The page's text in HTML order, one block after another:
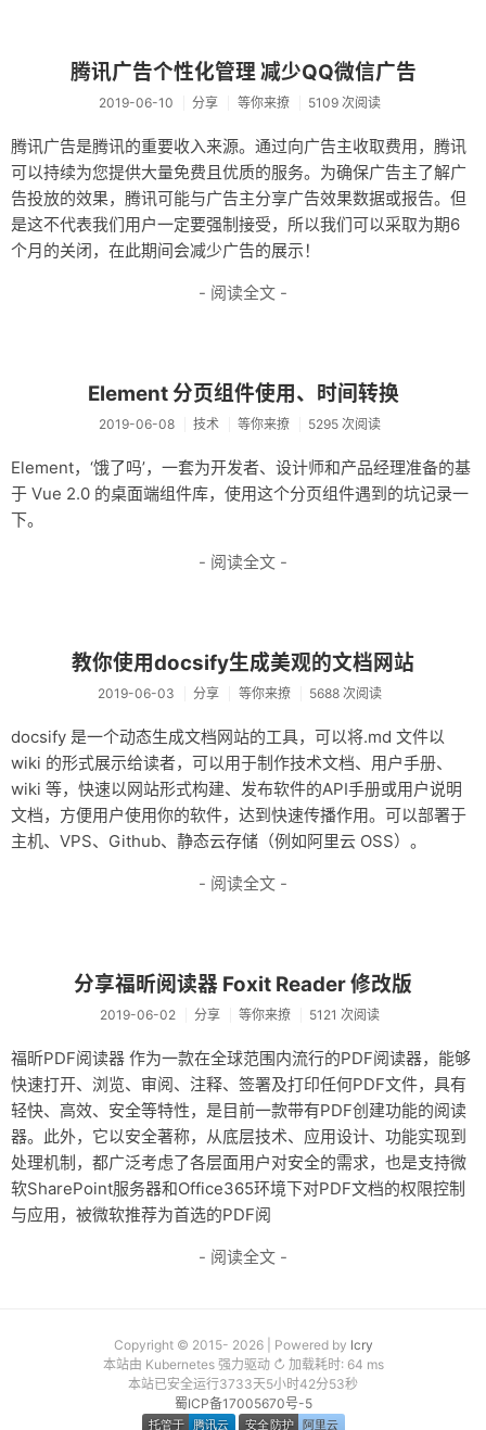
腾讯广告个性化管理 减少QQ微信广告
2019-06-10 分享 等你来撩 5109 次阅读
腾讯广告是腾讯的重要收入来源。通过向广告主收取费用，腾讯
可以持续为您提供大量免费且优质的服务。为确保广告主了解广
告投放的效果，腾讯可能与广告主分享广告效果数据或报告。但
是这不代表我们用户一定要强制接受，所以我们可以采取为期6
个月的关闭，在此期间会减少广告的展示！
- 阅读全文 -
Element 分页组件使用、时间转换
2019-06-08 技术 等你来撩 5295 次阅读
Element，‘饿了吗’，一套为开发者、设计师和产品经理准备的基
于 Vue 2.0 的桌面端组件库，使用这个分页组件遇到的坑记录一
下。
- 阅读全文 -
教你使用docsify生成美观的文档网站
2019-06-03 分享 等你来撩 5688 次阅读
docsify 是一个动态生成文档网站的工具，可以将.md 文件以
wiki 的形式展示给读者，可以用于制作技术文档、用户手册、
wiki 等，快速以网站形式构建、发布软件的API手册或用户说明
文档，方便用户使用你的软件，达到快速传播作用。可以部署于
主机、VPS、Github、静态云存储（例如阿里云 OSS）。
- 阅读全文 -
分享福昕阅读器 Foxit Reader 修改版
2019-06-02 分享 等你来撩 5121 次阅读
福昕PDF阅读器 作为一款在全球范围内流行的PDF阅读器，能够
快速打开、浏览、审阅、注释、签署及打印任何PDF文件，具有
轻快、高效、安全等特性，是目前一款带有PDF创建功能的阅读
器。此外，它以安全著称，从底层技术、应用设计、功能实现到
处理机制，都广泛考虑了各层面用户对安全的需求，也是支持微
软SharePoint服务器和Office365环境下对PDF文档的权限控制
与应用，被微软推荐为首选的PDF阅
- 阅读全文 -
Copyright © 2015- 2026 | Powered by lcry
本站由 Kubernetes 强力驱动 ↻ 加载耗时: 64 ms
本站已安全运行3733天5小时42分53秒
蜀ICP备17005670号-5